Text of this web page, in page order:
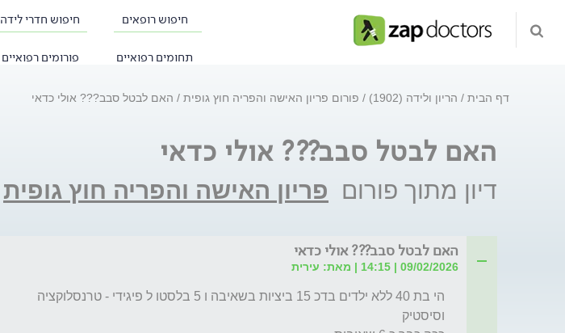
חיפוש רופאים חיפוש חדרי לידה
תחומים רפואיים פורומים רפואיים
דף הבית הריון ולידה (1902) פורום פריון האישה והפריה חוץ גופית האם לבטל סבב??? אולי כדאי
האם לבטל סבב??? אולי כדאי
דיון מתוך פורום פריון האישה והפריה חוץ גופית
האם לבטל סבב??? אולי כדאי
09/02/2026 | 14:15 | מאת: עירית